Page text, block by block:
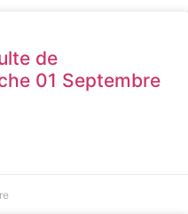
de
01 Septembre